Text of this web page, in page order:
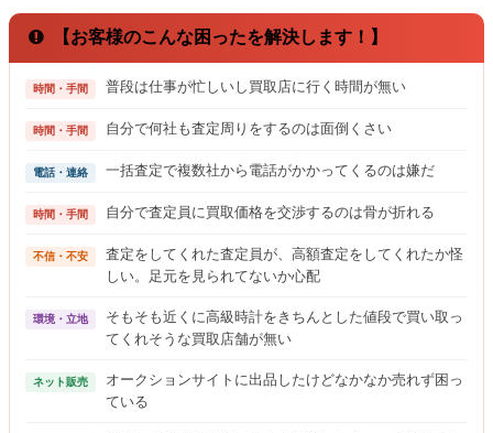
【お客様のこんな困ったを解決します！】
時間・手間 普段は仕事が忙しいし買取店に行く時間が無い
時間・手間 自分で何社も査定周りをするのは面倒くさい
電話・連絡 一括査定で複数社から電話がかかってくるのは嫌だ
時間・手間 自分で査定員に買取価格を交渉するのは骨が折れる
不信・不安
査定をしてくれた査定員が、高額査定をしてくれたか怪
しい。足元を見られてないか心配
環境・立地
そもそも近くに高級時計をきちんとした値段で買い取っ
てくれそうな買取店舗が無い
ネット販売
オークションサイトに出品したけどなかなか売れず困っ
ている